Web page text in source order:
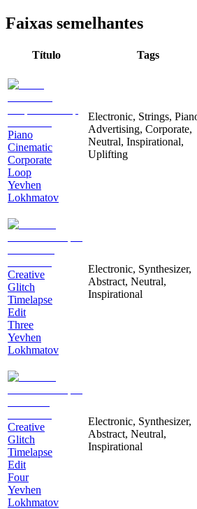
Faixas semelhantes
Título Tags
Piano
Cinematic
Corporate
Loop
Yevhen
Lokhmatov
Electronic, Strings,
Advertising, Corporate,
Neutral, Inspirational,
Uplifting
Creative
Glitch
Timelapse
Edit
Three
Yevhen
Lokhmatov
Electronic, Synthesizer,
Abstract, Neutral,
Inspirational
Creative
Glitch
Timelapse
Edit
Four
Yevhen
Lokhmatov
Electronic, Synthesizer,
Abstract, Neutral,
Inspirational